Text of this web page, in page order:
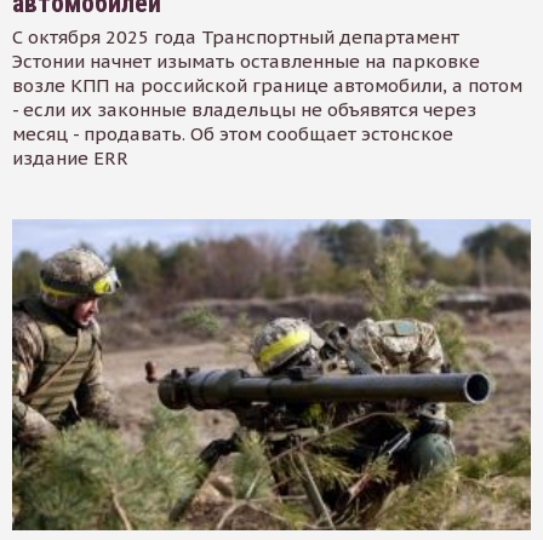
С октября 2025 года Транспортный департамент
Эстонии начнет изымать оставленные на парковке
возле КПП на российской границе автомобили, а потом
- если их законные владельцы не объявятся через
месяц - продавать. Об этом сообщает эстонское
издание ERR